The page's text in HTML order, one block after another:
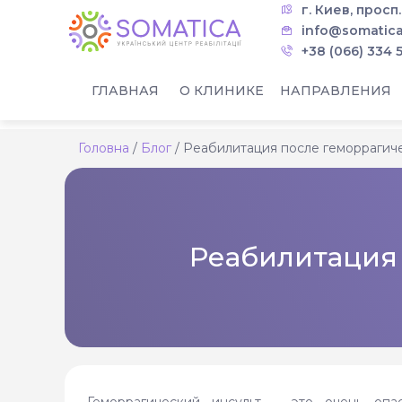
г. Киев,
+38 (066) 334
ГЛАВНАЯ О КЛИНИКЕ НАПРАВЛЕНИЯ
Головна / Блог / Реабилитация после